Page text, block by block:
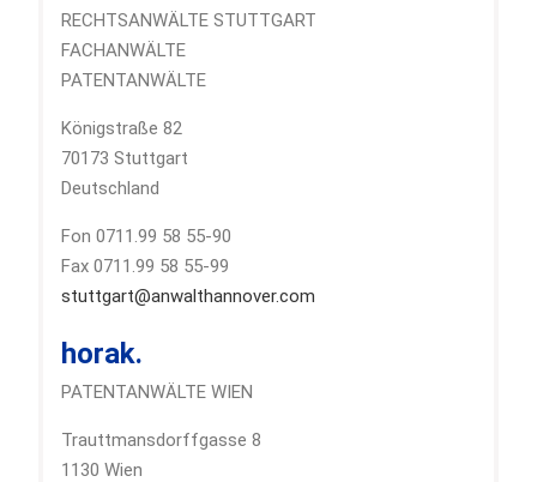
RECHTSANWÄLTE STUTTGART
FACHANWÄLTE
PATENTANWÄLTE
Königstraße 82
70173 Stuttgart
Deutschland
Fon 0711.99 58 55-90
Fax 0711.99 58 55-99
stuttgart@anwalthannover.com
horak.
PATENTANWÄLTE WIEN
Trauttmansdorffgasse 8
1130 Wien